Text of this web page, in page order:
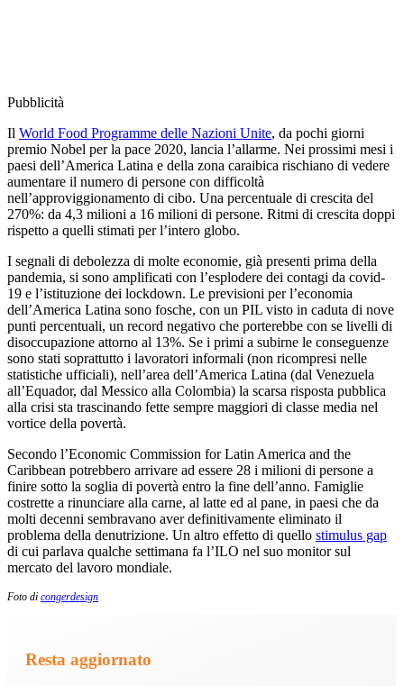
Pubblicità
Il World Food Programme delle Nazioni Unite, da pochi giorni
premio Nobel per la pace 2020, lancia l’allarme. Nei prossimi mesi i
paesi dell’America Latina e della zona caraibica rischiano di vedere
aumentare il numero di persone con difficoltà
nell’approviggionamento di cibo. Una percentuale di crescita del
270%: da 4,3 milioni a 16 milioni di persone. Ritmi di crescita doppi
rispetto a quelli stimati per l’intero globo.
I segnali di debolezza di molte economie, già presenti prima della
pandemia, si sono amplificati con l’esplodere dei contagi da covid-
19 e l’istituzione dei lockdown. Le previsioni per l’economia
dell’America Latina sono fosche, con un PIL visto in caduta di nove
punti percentuali, un record negativo che porterebbe con se livelli di
disoccupazione attorno al 13%. Se i primi a subirne le conseguenze
sono stati soprattutto i lavoratori informali (non ricompresi nelle
statistiche ufficiali), nell’area dell’America Latina (dal Venezuela
all’Equador, dal Messico alla Colombia) la scarsa risposta pubblica
alla crisi sta trascinando fette sempre maggiori di classe media nel
vortice della povertà.
Secondo l’Economic Commission for Latin America and the
Caribbean potrebbero arrivare ad essere 28 i milioni di persone a
finire sotto la soglia di povertà entro la fine dell’anno. Famiglie
costrette a rinunciare alla carne, al latte ed al pane, in paesi che da
molti decenni sembravano aver definitivamente eliminato il
problema della denutrizione. Un altro effetto di quello stimulus gap
di cui parlava qualche settimana fa l’ILO nel suo monitor sul
mercato del lavoro mondiale.
Foto di congerdesign
Resta aggiornato